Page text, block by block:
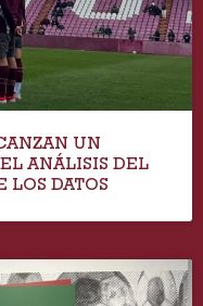
UN
ANÁLISIS DEL
LOS DATOS